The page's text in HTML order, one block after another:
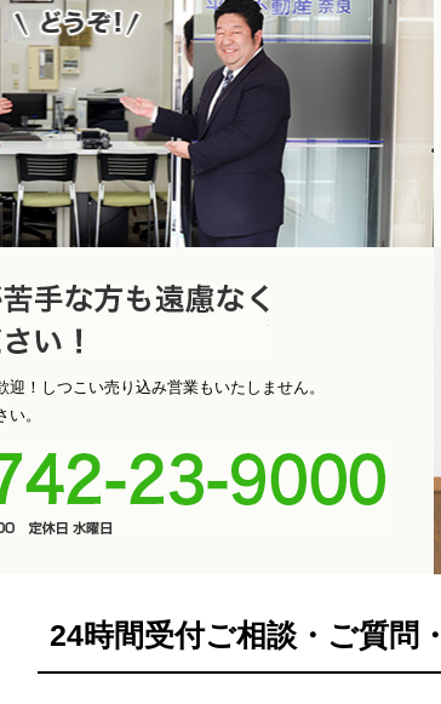
問合せ
方も遠慮なくお電話くだ
迎！しつこい売り込み営業もいたしません。
。
0742-
24時間受付ご相談・ご質問